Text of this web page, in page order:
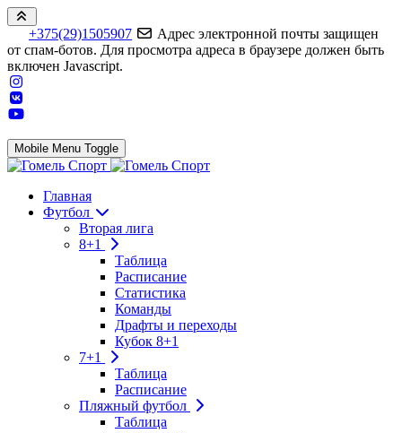
+375(29)1505907
Адрес электронной почты защищен
от спам-ботов. Для просмотра адреса в браузере должен быть
включен Javascript.
Mobile Menu Toggle
Главная
Футбол
Вторая лига
8+1
Таблица
Расписание
Статистика
Команды
Драфты и переходы
Кубок 8+1
7+1
Таблица
Расписание
Пляжный футбол
Таблица